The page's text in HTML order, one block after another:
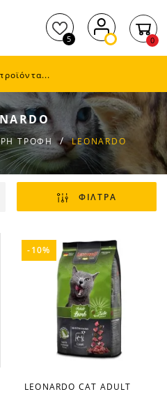
5 0
ΤΡΟΦΗ LEONARDO
ΦΙΛΤΡΑ
LEONARDO CAT ADULT
-10%